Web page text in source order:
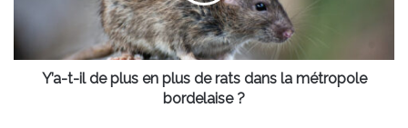
rats
Y’a-t-il de plus en plus de rats dans la métropole
bordelaise ?